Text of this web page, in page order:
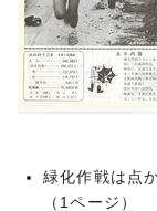
緑化作戦は点
（1ページ）